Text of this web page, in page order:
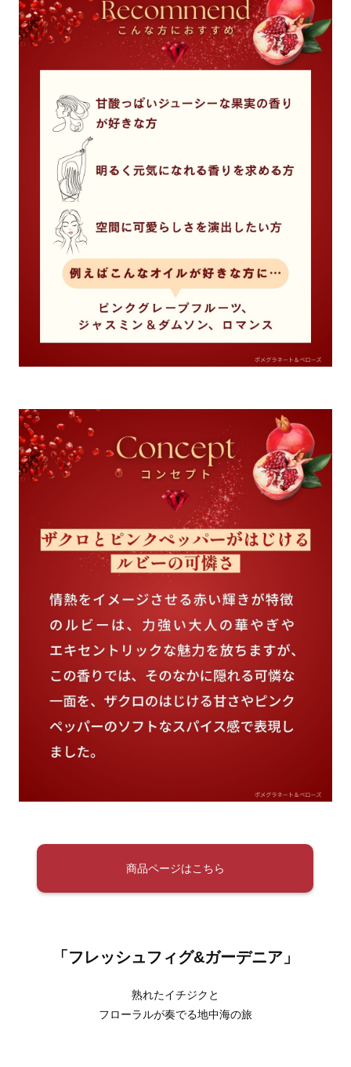
商品ページはこちら
「フレッシュフィグ&ガーデニア」
熟れたイチジクと
フローラルが奏でる地中海の旅